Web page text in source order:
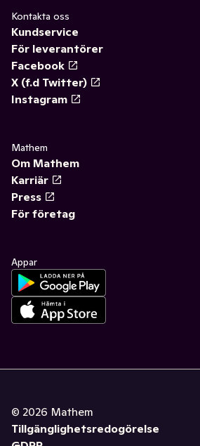
Kontakta oss
Kundservice
För leverantörer
Facebook
X (f.d Twitter)
Instagram
Mathem
Om Mathem
Karriär
Press
För företag
Appar
© 2026 Mathem
Tillgänglighetsredogörelse